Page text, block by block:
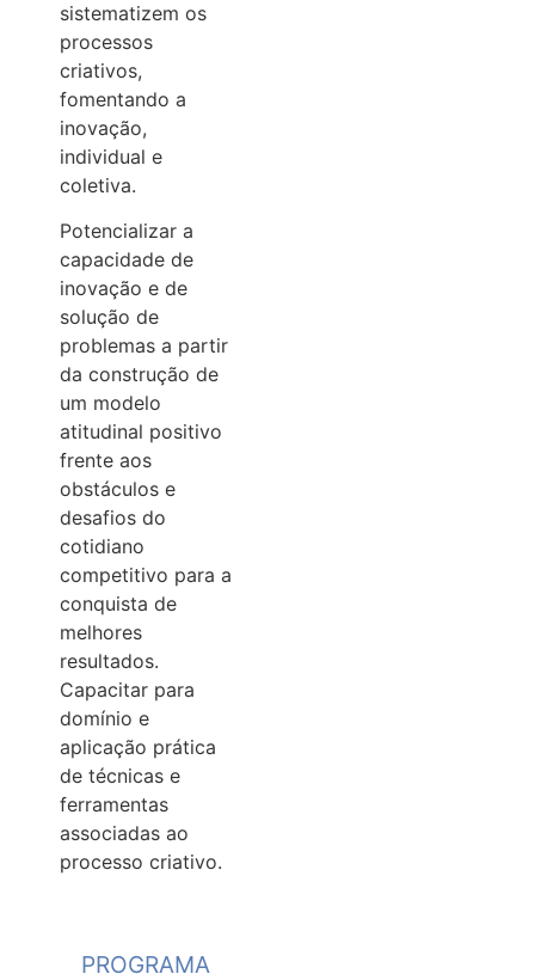
PROGRAMA
sistematizem os
processos
criativos,
fomentando a
inovação,
individual e
coletiva.
Potencializar a
capacidade de
inovação e de
solução de
problemas a partir
da construção de
um modelo
atitudinal positivo
frente aos
obstáculos e
desafios do
cotidiano
competitivo para a
conquista de
melhores
resultados.
Capacitar para
domínio e
aplicação prática
de técnicas e
ferramentas
associadas ao
processo criativo.